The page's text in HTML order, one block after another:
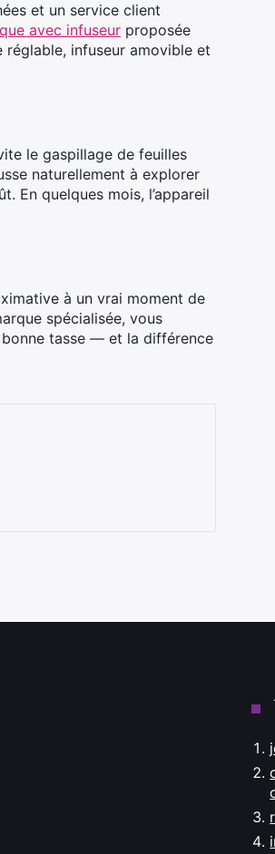
et un service client
avec infuseur proposée
infuseur amovible et
le gaspillage de feuilles
naturellement à explorer
En quelques mois, l’appareil
à un vrai moment de
spécialisée, vous
tasse — et la différence